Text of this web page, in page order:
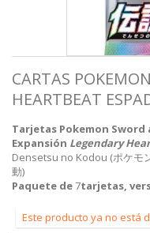
CARTAS
HEARTBEAT
Tarjetas Pokemon Sword
Expansión Legendary
Densetsu no Kodou (ポケモ
動)
Paquete de 7tarjetas,
Este producto ya no está